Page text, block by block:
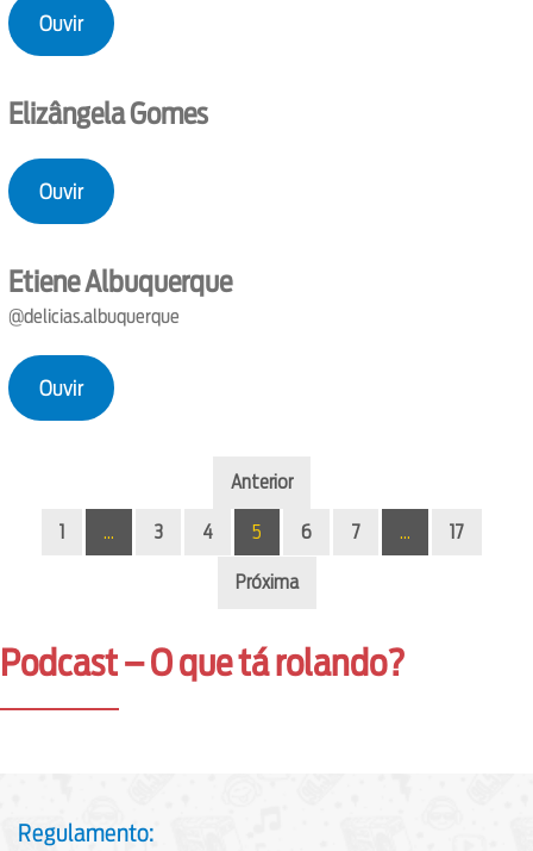
Ouvir
Elizângela Gomes
Ouvir
Etiene Albuquerque
@delicias.albuquerque
Ouvir
Anterior
1 … 3 4 5 6 7 … 17
Próxima
Podcast – O que tá rolando?
Regulamento: